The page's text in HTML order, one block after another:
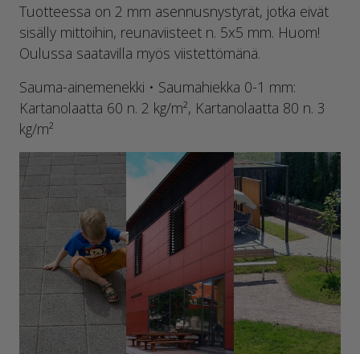
Tuotteessa on 2 mm asennusnystyrät, jotka eivät
sisälly mittoihin, reunaviisteet n. 5x5 mm. Huom!
Oulussa saatavilla myös viistettömänä.
Sauma-ainemenekki • Saumahiekka 0-1 mm:
Kartanolaatta 60 n. 2 kg/m², Kartanolaatta 80 n. 3
kg/m²